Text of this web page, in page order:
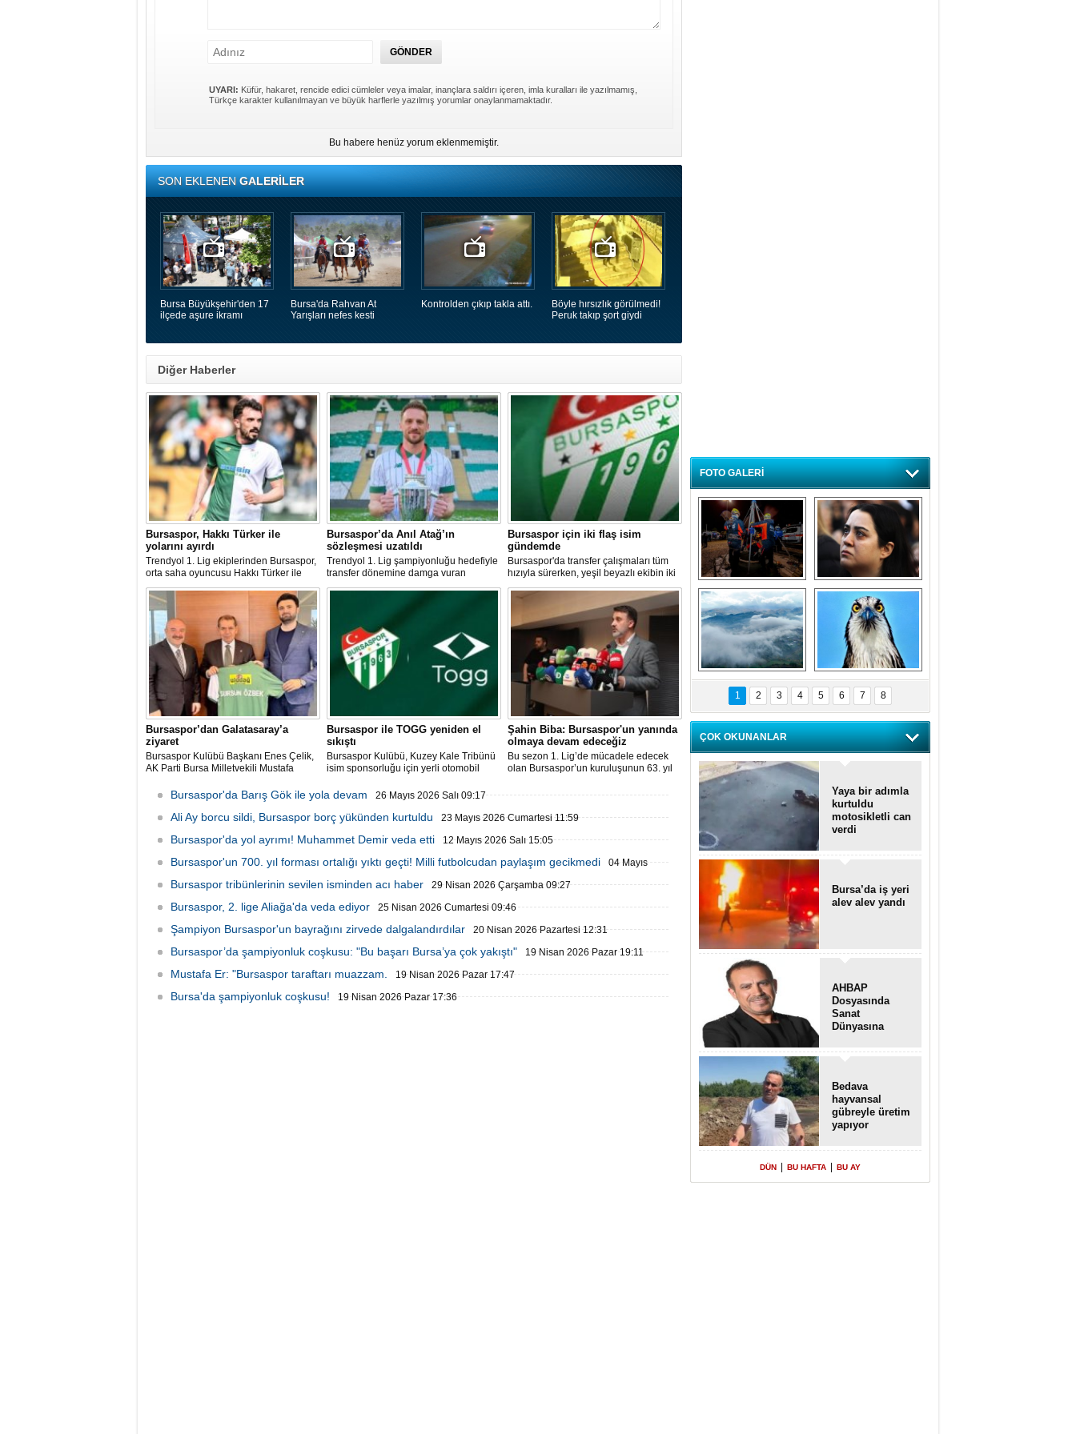
UYARI: Küfür, hakaret, rencide edici cümleler veya imalar, inançlara saldırı içeren, imla kuralları ile yazılmamış,
Türkçe karakter kullanılmayan ve büyük harflerle yazılmış yorumlar onaylanmamaktadır.
Bu habere henüz yorum eklenmemiştir.
SON EKLENENGALERİLER
Bursa Büyükşehir'den 17
ilçede aşure ikramı
Bursa'da Rahvan At
Yarışları nefes kesti
Kontrolden çıkıp takla attı.
Böyle hırsızlık görülmedi!
Peruk takıp şort giydi
Diğer Haberler
Bursaspor, Hakkı Türker ile
yolarını ayırdı
Trendyol 1. Lig ekiplerinden Bursaspor,
orta saha oyuncusu Hakkı Türker ile
yollarını ayırdığını açıkladı.
Bursaspor’da Anıl Atağ’ın
sözleşmesi uzatıldı
Trendyol 1. Lig şampiyonluğu hedefiyle
transfer dönemine damga vuran
Bursaspor, iç transfer operasyonları
Bursaspor için iki flaş isim
gündemde
Bursaspor'da transfer çalışmaları tüm
hızıyla sürerken, yeşil beyazlı ekibin iki
tecrübeli yabancı futbolcuyu kadrosuna
kattığı iddia edildi.
Bursaspor’dan Galatasaray’a
ziyaret
Bursaspor Kulübü Başkanı Enes Çelik,
AK Parti Bursa Milletvekili Mustafa
Kulübü Başkanı Dursun Özbek’i ziyaret
Bursaspor ile TOGG yeniden el
sıkıştı
Bursaspor Kulübü, Kuzey Kale Tribünü
isim sponsorluğu için yerli otomobil
daha uzatıldığını duyurdu.
Şahin Biba: Bursaspor'un yanında
olmaya devam edeceğiz
Bu sezon 1. Lig’de mücadele edecek
olan Bursaspor’un kuruluşunun 63. yıl
Bursaspor'da Barış Gök ile yola devam 26 Mayıs 2026 Salı 09:17
Ali Ay borcu sildi, Bursaspor borç yükünden kurtuldu 23 Mayıs 2026 Cumartesi 11:59
Bursaspor'da yol ayrımı! Muhammet Demir veda etti 12 Mayıs 2026 Salı 15:05
Bursaspor'un 700. yıl forması ortalığı yıktı geçti! Milli futbolcudan paylaşım gecikmedi
04 Mayıs
Bursaspor tribünlerinin sevilen isminden acı haber 29 Nisan 2026 Çarşamba 09:27
Bursaspor, 2. lige Aliağa'da veda ediyor 25 Nisan 2026 Cumartesi 09:46
Şampiyon Bursaspor'un bayrağını zirvede dalgalandırdılar 20 Nisan 2026 Pazartesi 12:31
Bursaspor’da şampiyonluk coşkusu: "Bu başarı Bursa’ya çok yakıştı" 19 Nisan 2026 Pazar 19:11
Mustafa Er: "Bursaspor taraftarı muazzam. 19 Nisan 2026 Pazar 17:47
Bursa'da şampiyonluk coşkusu! 19 Nisan 2026 Pazar 17:36
FOTO GALERİ
Bursa'da deprem
tatbikatı gerçeğini
aratmadı
Özlem ve minnetle
anıyoruz
Bursa'dan
büyüleyen
fotoğraflar
Balık Kartalı
Bursa’da
görüntülendi
1 2 3 4 5 6 7 8
ÇOK OKUNANLAR
Yaya bir adımla
kurtuldu
motosikletli can
verdi
Bursa’da iş yeri
alev alev yandı
AHBAP
Dosyasında
Sanat
Dünyasına
Transferler
Bedava
hayvansal
gübreyle üretim
yapıyor
DÜN BU HAFTA BU AY